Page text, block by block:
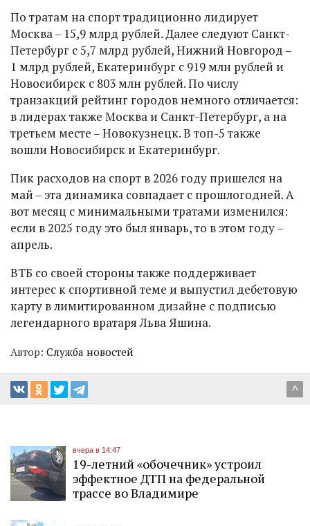
По тратам на спорт традиционно лидирует
Москва – 15,9 млрд рублей. Далее следуют Санкт-
Петербург с 5,7 млрд рублей, Нижний Новгород –
1 млрд рублей, Екатеринбург с 919 млн рублей и
Новосибирск с 803 млн рублей. По числу
транзакций рейтинг городов немного отличается:
в лидерах также Москва и Санкт-Петербург, а на
третьем месте – Новокузнецк. В топ-5 также
вошли Новосибирск и Екатеринбург.
Пик расходов на спорт в 2026 году пришелся на
май – эта динамика совпадает с прошлогодней. А
вот месяц с минимальными тратами изменился:
если в 2025 году это был январь, то в этом году –
апрель.
ВТБ со своей стороны также поддерживает
интерес к спортивной теме и выпустил дебетовую
карту в лимитированном дизайне с подписью
легендарного вратаря Льва Яшина.
Автор: Служба новостей
^
вчера в 14:47
19-летний «обочечник» устроил
эффектное ДТП на федеральной
трассе во Владимире